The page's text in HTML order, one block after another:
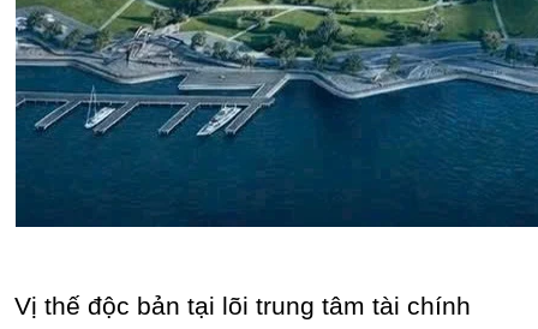
Vị thế độc bản tại lõi trung tâm tài chính